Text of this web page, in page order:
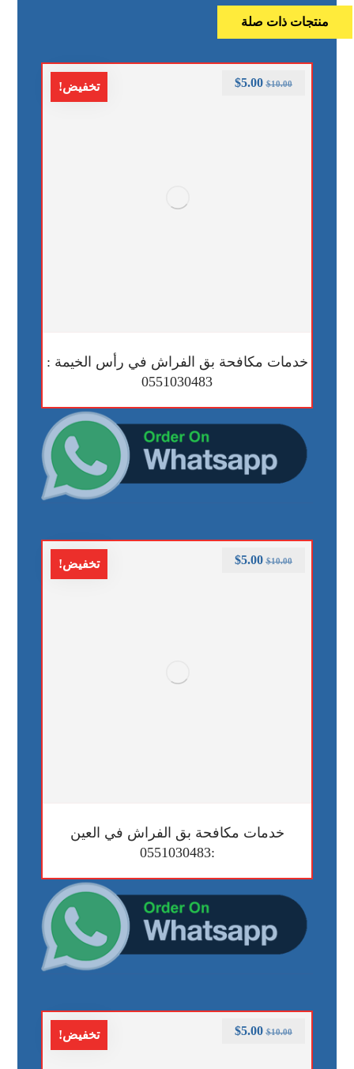
منتجات ذات صلة
تخفيض!
خدمات مكافحة بق الفراش في رأس الخيمة :
0551030483
$10.00
$5.00
تخفيض!
خدمات مكافحة بق الفراش في العين
:0551030483
$10.00
$5.00
تخفيض! $10.00
$5.00